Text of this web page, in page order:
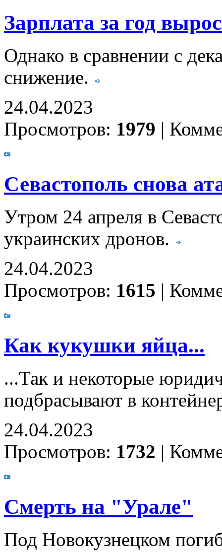
Зарплата за год
Однако в сравнении с
снижение.
24.04.2023
Просмотров: 1979 |
Севастополь снова
Утром 24 апреля в
украинских дронов.
24.04.2023
Просмотров: 1615 |
Как кукушки яйца...
...Так и некоторые
подбрасывают в
24.04.2023
Просмотров: 1732 |
Смерть на "Урале"
Под Новокузнецком